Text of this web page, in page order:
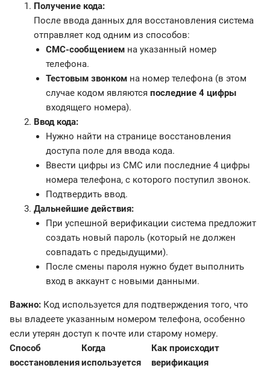
Получение кода:
После ввода данных для восстановления система
отправляет код одним из способов:
СМС-сообщением на указанный номер
телефона.
Тестовым звонком на номер телефона (в этом
случае кодом являются последние 4 цифры
входящего номера).
Ввод кода:
Нужно найти на странице восстановления
доступа поле для ввода кода.
Ввести цифры из СМС или последние 4 цифры
номера телефона, с которого поступил звонок.
Подтвердить ввод.
Дальнейшие действия:
При успешной верификации система предложит
создать новый пароль (который не должен
совпадать с предыдущими).
После смены пароля нужно будет выполнить
вход в аккаунт с новыми данными.
Важно: Код используется для подтверждения того, что
вы владеете указанным номером телефона, особенно
если утерян доступ к почте или старому номеру.
Способ
восстановления
Когда
используется
Как происходит
верификация